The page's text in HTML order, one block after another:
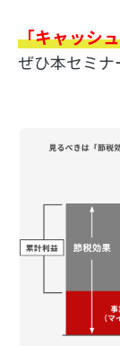
「キャッシ
ぜひ本セミナ